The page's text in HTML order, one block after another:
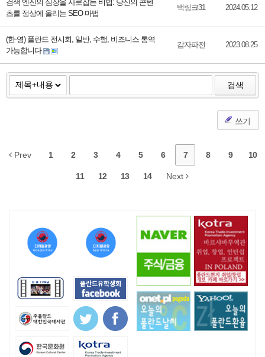
검색 엔진의 심장을 사로잡는 비법: 당신의 콘텐
츠를 정상에 올리는 SEO 마법
백링크31 2024.05.12
(한-영) 폴란드 전시회, 일반, 수행, 비즈니스 통역
가능합니다
감자파전 2023.08.25
검색
쓰기
Prev 1 2 3 4 5 6 7 8 9 10
11 12 13 14 Next